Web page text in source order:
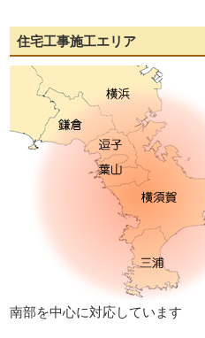
住宅工事施工エリア
南部を中心に対応しています